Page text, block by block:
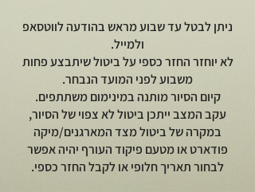
ניתן לבטל עד שבוע מראש בהודעה לווטסאפ
ולמייל.
לא יוחזר החזר כספי על ביטול שיתבצע פחות
משבוע לפני המועד הנבחר.
קיום הסיור מותנה במינימום משתתפים.
עקב המצב ייתכן ביטול לא צפוי של הסיור,
במקרה של ביטול מצד המארגנים/מיקה
פודארט או מטעם פיקוד העורף יהיה אפשר
לבחור תאריך חלופי או לקבל החזר כספי.